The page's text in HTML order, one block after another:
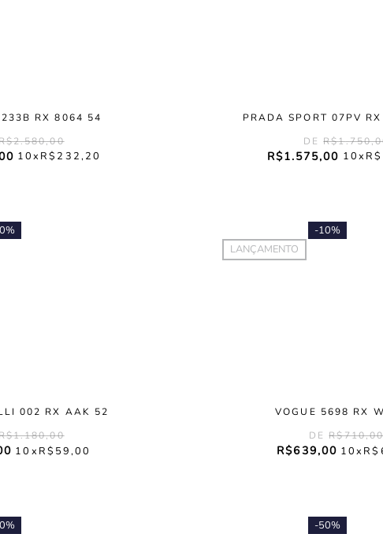
RX 8064 54
2.580,00
10 R$ 232,20
PRADA SPORT 07PV
R$1.750,
R$1.575,00 10 R$
002 RX AAK 52
1.180,00
10 R$ 59,00
-10%
LANÇAMENTO
VOGUE 5698 RX
R$710,00
R$639,00 10 R$
-50%